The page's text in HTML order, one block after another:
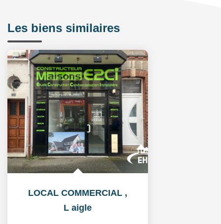
Les biens similaires
LOCAL COMMERCIAL ,
L aigle